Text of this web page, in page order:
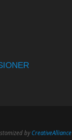
byCreativeAlliance